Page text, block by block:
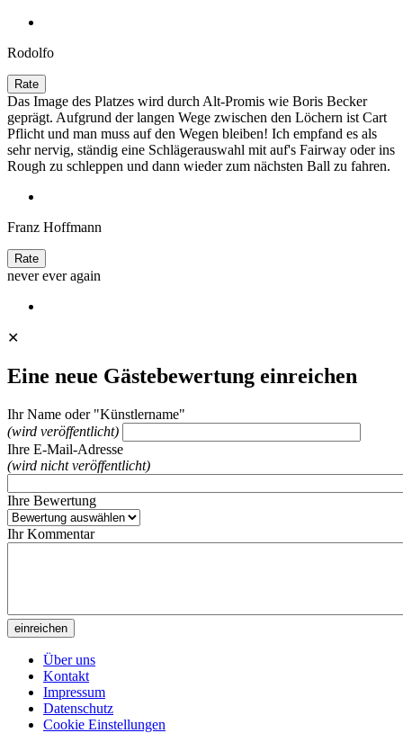
Rodolfo
Das Image des Platzes wird durch Alt-Promis wie Boris Becker
geprägt. Aufgrund der langen Wege zwischen den Löchern ist Cart
Pflicht und man muss auf den Wegen bleiben! Ich empfand es als
sehr nervig, ständig eine Schlägerauswahl mit auf's Fairway oder ins
Rough zu schleppen und dann wieder zum nächsten Ball zu fahren.
Franz Hoffmann
never ever again
✕
Eine neue Gästebewertung einreichen
Ihr Name oder "Künstlername"
(wird veröffentlicht)
Ihre E-Mail-Adresse
(wird nicht veröffentlicht)
Ihre Bewertung
Ihr Kommentar
Über uns
Kontakt
Impressum
Datenschutz
Cookie Einstellungen